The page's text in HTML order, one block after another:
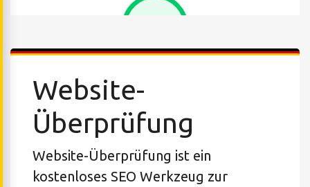
Website-
Überprüfung
Website-Überprüfung ist ein
kostenloses SEO Werkzeug zur